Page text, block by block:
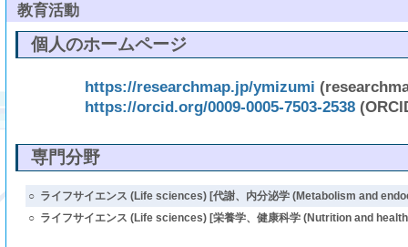
教育活動
個人のホームページ
https://researchmap.jp/ymizumi
https://orcid.org/0009-0005-7503-2538
専門分野
○ ライフサイエンス (Life sciences) [代謝、内分泌学 (Metabolism and
○ ライフサイエンス (Life sciences) [栄養学、健康科学 (Nutrition and